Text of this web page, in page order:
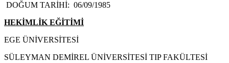
DOĞUM TARİHİ: 06/09/1985
HEKİMLİK EĞİTİMİ
EGE ÜNİVERSİTESİ
SÜLEYMAN DEMİREL ÜNİVERSİTESİ TIP FAKÜLTESİ